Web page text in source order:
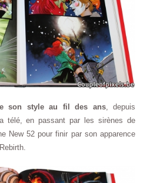
son style au fil des ans, depuis
télé, en passant par les sirènes de
New 52 pour finir par son apparence